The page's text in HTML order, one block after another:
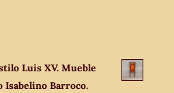
Luis XV. Mueble
Barroco.